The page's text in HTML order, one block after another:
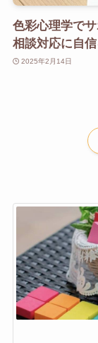
色彩心理学で
相談対応に自
2025年2月14日